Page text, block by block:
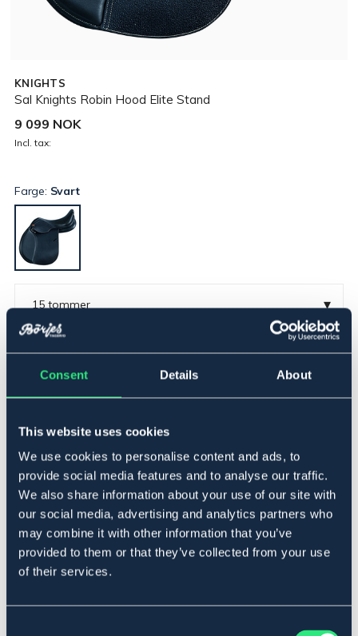
Consent Details About
This website uses cookies
We use cookies to personalise content and ads, to
provide social media features and to analyse our traffic.
We also share information about your use of our site with
our social media, advertising and analytics partners who
may combine it with other information that you’ve
provided to them or that they’ve collected from your use
of their services.
KNIGHTS
Sal Knights Robin Hood Elite Stand
9 099 NOK
Incl. tax:
Farge: Svart
15 tommer ▾
Legg i handlekurven
På lager Se lager i butikk
Beskrivelse
Vår populære Robin Hood-sal for juniorer og
ponniryttere har fått nytt design med en helt ny bom
som plasserer rytteren atskillig bedre og riktigere i salen.
Smal midje gir bedre kontakt. Salen har også fått en
bredere kanal mellom salputene. Robin Hood-salen er
laget av nøye utvalgt amerikansk skinn. Mykt, glatt skinn
trekkene. En flatback-sal med rett bakkurve, og nå med